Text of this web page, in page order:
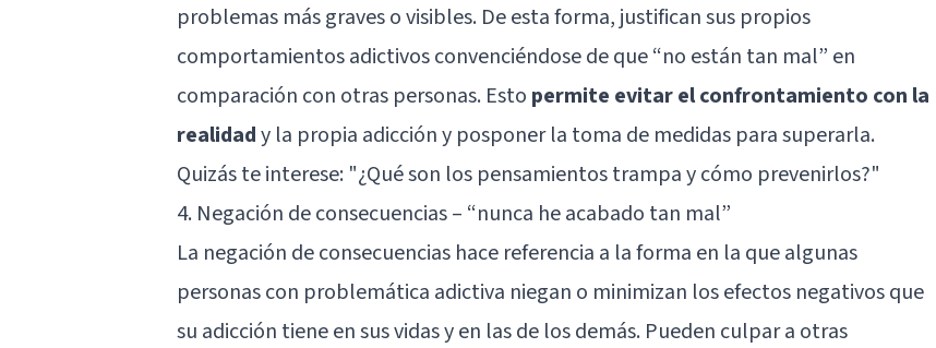
problemas más graves o visibles. De esta forma, justifican sus propios
comportamientos adictivos convenciéndose de que “no están tan mal” en
comparación con otras personas. Esto permite evitar el confrontamiento con la
realidady la propia adicción y posponer la toma de medidas para superarla.
Quizás te interese: "¿Qué son los pensamientos trampa y cómo prevenirlos?"
4. Negación de consecuencias – “nunca he acabado tan mal”
La negación de consecuencias hace referencia a la forma en la que algunas
personas con problemática adictiva niegan o minimizan los efectos negativos que
su adicción tiene en sus vidas y en las de los demás. Pueden culpar a otras